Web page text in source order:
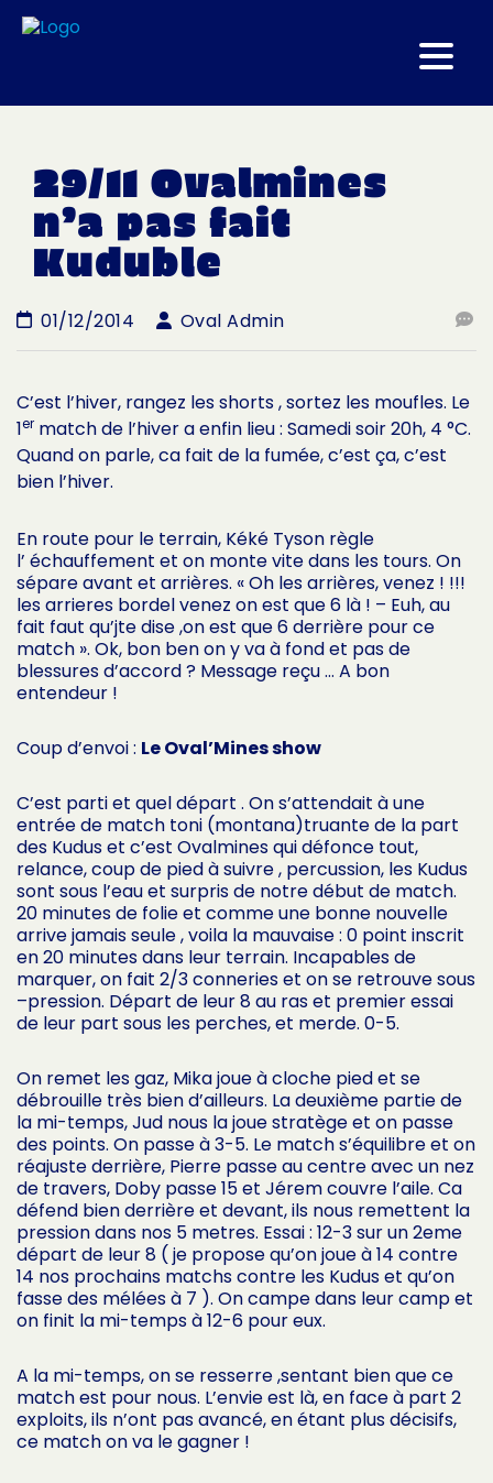
29/11 Ovalmines
n’a pas fait
Kuduble
01/12/2014 Oval Admin
C’est l’hiver, rangez les shorts , sortez les moufles. Le
1er match de l’hiver a enfin lieu : Samedi soir 20h, 4 °C.
Quand on parle, ca fait de la fumée, c’est ça, c’est
bien l’hiver.
En route pour le terrain, Kéké Tyson règle
l’ échauffement et on monte vite dans les tours. On
sépare avant et arrières. « Oh les arrières, venez ! !!!
les arrieres bordel venez on est que 6 là ! – Euh, au
fait faut qu’jte dise ,on est que 6 derrière pour ce
match ». Ok, bon ben on y va à fond et pas de
blessures d’accord ? Message reçu … A bon
entendeur !
Coup d’envoi : Le Oval’Mines show
C’est parti et quel départ . On s’attendait à une
entrée de match toni (montana)truante de la part
des Kudus et c’est Ovalmines qui défonce tout,
relance, coup de pied à suivre , percussion, les Kudus
sont sous l’eau et surpris de notre début de match.
20 minutes de folie et comme une bonne nouvelle
arrive jamais seule , voila la mauvaise : 0 point inscrit
en 20 minutes dans leur terrain. Incapables de
marquer, on fait 2/3 conneries et on se retrouve sous
–pression. Départ de leur 8 au ras et premier essai
de leur part sous les perches, et merde. 0-5.
On remet les gaz, Mika joue à cloche pied et se
débrouille très bien d’ailleurs. La deuxième partie de
la mi-temps, Jud nous la joue stratège et on passe
des points. On passe à 3-5. Le match s’équilibre et on
réajuste derrière, Pierre passe au centre avec un nez
de travers, Doby passe 15 et Jérem couvre l’aile. Ca
défend bien derrière et devant, ils nous remettent la
pression dans nos 5 metres. Essai : 12-3 sur un 2eme
départ de leur 8 ( je propose qu’on joue à 14 contre
14 nos prochains matchs contre les Kudus et qu’on
fasse des mélées à 7 ). On campe dans leur camp et
on finit la mi-temps à 12-6 pour eux.
A la mi-temps, on se resserre ,sentant bien que ce
match est pour nous. L’envie est là, en face à part 2
exploits, ils n’ont pas avancé, en étant plus décisifs,
ce match on va le gagner !